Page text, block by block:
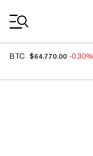
BTC $64,770.00 -0.30%